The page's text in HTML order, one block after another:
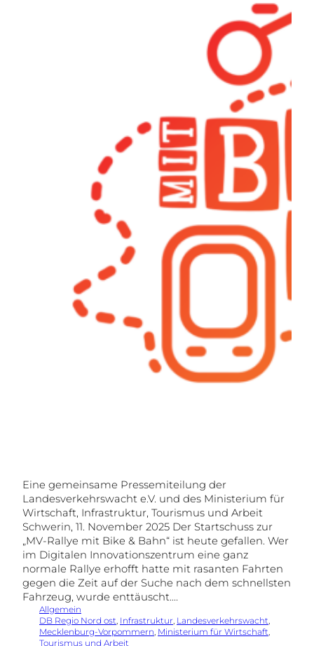
Eine gemeinsame Pressemiteilung der
Landesverkehrswacht e.V. und des Ministerium für
Wirtschaft, Infrastruktur, Tourismus und Arbeit
Schwerin, 11. November 2025 Der Startschuss zur
„MV-Rallye mit Bike & Bahn“ ist heute gefallen. Wer
im Digitalen Innovationszentrum eine ganz
normale Rallye erhofft hatte mit rasanten Fahrten
gegen die Zeit auf der Suche nach dem schnellsten
Fahrzeug, wurde enttäuscht.…
Allgemein
DB Regio Nord ost Infrastruktur Landesverkehrswacht
Mecklenburg-Vorpommern Ministerium für Wirtschaft
Tourismus und Arbeit